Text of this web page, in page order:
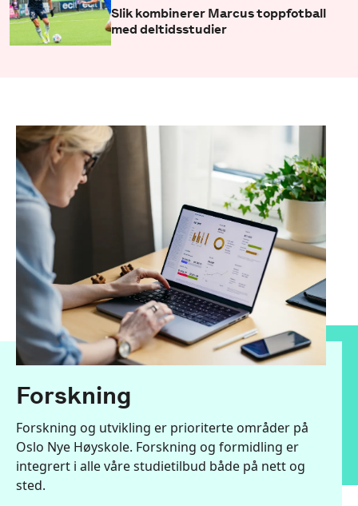
Slik kombinerer Marcus toppfotball
med deltidsstudier
Forskning
Forskning og utvikling er prioriterte områder på
Oslo Nye Høyskole. Forskning og formidling er
integrert i alle våre studietilbud både på nett og
sted.